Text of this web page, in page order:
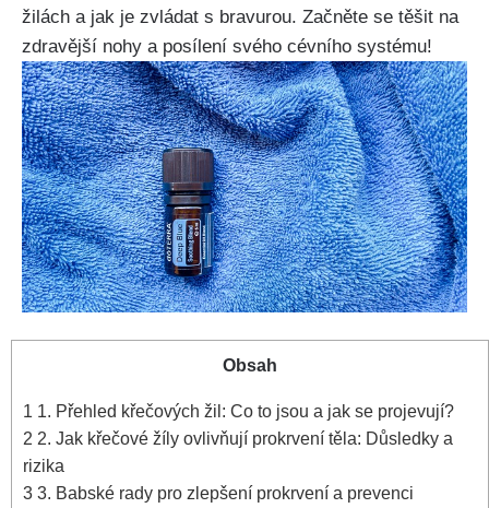
žilách a jak je zvládat​ s bravurou. Začněte se těšit na​
zdravější nohy ​a posílení‌ svého cévního systému!
Obsah
1 1. Přehled křečových žil: Co ⁢to jsou a jak se projevují?
2 2. Jak křečové žíly ovlivňují ​prokrvení těla: Důsledky⁢ a‌
rizika
3 3. Babské rady pro‍ zlepšení ‌prokrvení a prevenci